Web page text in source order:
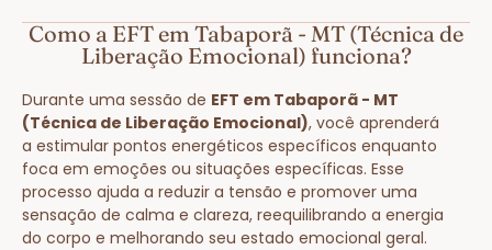
Como a EFT em Tabaporã - MT (Técnica de
Liberação Emocional) funciona?
Durante uma sessão de EFT em Tabaporã - MT
(Técnica de Liberação Emocional), você aprenderá
a estimular pontos energéticos específicos enquanto
foca em emoções ou situações específicas. Esse
processo ajuda a reduzir a tensão e promover uma
sensação de calma e clareza, reequilibrando a energia
do corpo e melhorando seu estado emocional geral.